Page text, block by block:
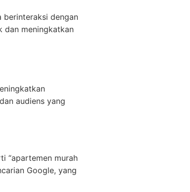
berinteraksi dengan
dan meningkatkan
audiens yang
“apartemen murah
Google, yang